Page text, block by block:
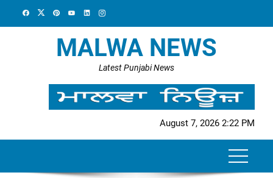
MALWA NEWS
Latest Punjabi News
August 7, 2026 2:22 PM